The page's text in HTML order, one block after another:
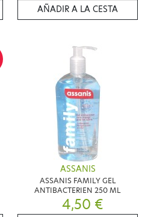
AÑADIR A LA CESTA
ASSANIS
ASSANIS FAMILY GEL
ANTIBACTERIEN 250 ML
4,50 €